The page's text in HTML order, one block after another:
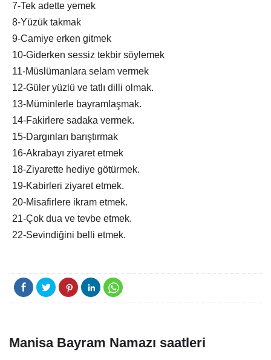
7-Tek adette yemek
8-Yüzük takmak
9-Camiye erken gitmek
10-Giderken sessiz tekbir söylemek
11-Müslümanlara selam vermek
12-Güler yüzlü ve tatlı dilli olmak.
13-Müminlerle bayramlaşmak.
14-Fakirlere sadaka vermek.
15-Dargınları barıştırmak
16-Akrabayı ziyaret etmek
18-Ziyarette hediye götürmek.
19-Kabirleri ziyaret etmek.
20-Misafirlere ikram etmek.
21-Çok dua ve tevbe etmek.
22-Sevindiğini belli etmek.
Manisa Bayram Namazı saatleri